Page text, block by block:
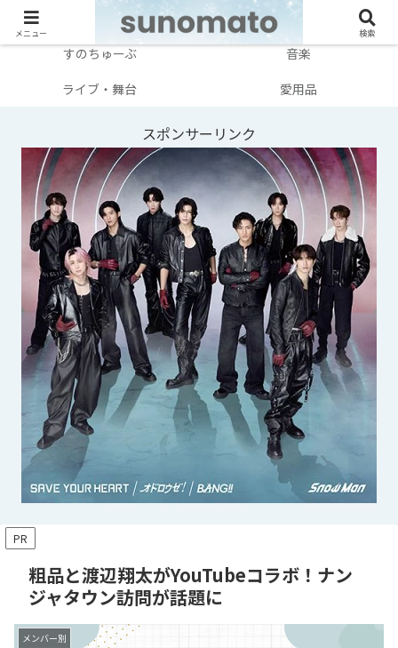
メンバー別
テレビ・映画
すのちゅーぶ
音楽
ライブ・舞台
愛用品
スポンサーリンク
PR
粗品と渡辺翔太がYouTubeコラボ！ナン
ジャタウン訪問が話題に
メンバー別
メニュー 検索